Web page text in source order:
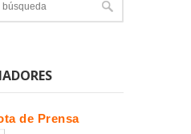
de Prensa